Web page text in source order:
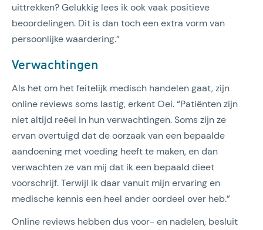
uittrekken? Gelukkig lees ik ook vaak positieve
beoordelingen. Dit is dan toch een extra vorm van
persoonlijke waardering.”
Verwachtingen
Als het om het feitelijk medisch handelen gaat, zijn
online reviews soms lastig, erkent Oei. “Patiënten zijn
niet altijd reëel in hun verwachtingen. Soms zijn ze
ervan overtuigd dat de oorzaak van een bepaalde
aandoening met voeding heeft te maken, en dan
verwachten ze van mij dat ik een bepaald dieet
voorschrijf. Terwijl ik daar vanuit mijn ervaring en
medische kennis een heel ander oordeel over heb.”
Online reviews hebben dus voor- en nadelen, besluit